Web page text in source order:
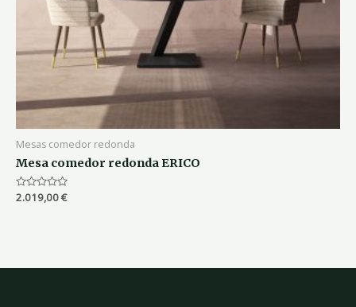
Mesas comedor redonda
Mesa comedor redonda ERICO
Valorado
2.019,00€